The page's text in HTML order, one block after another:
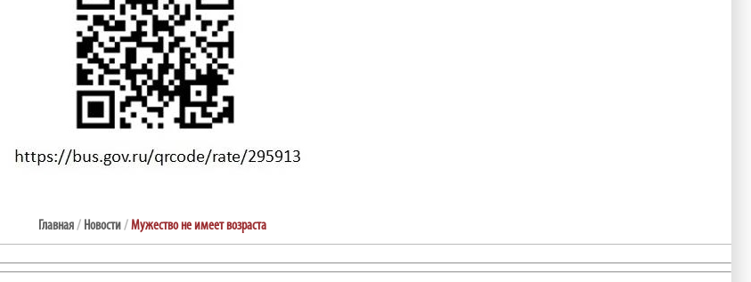
Главная/ Новости/Мужество не имеет возраста